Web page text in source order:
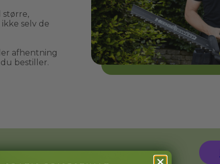
større,
selv de
afhentning
bestiller.